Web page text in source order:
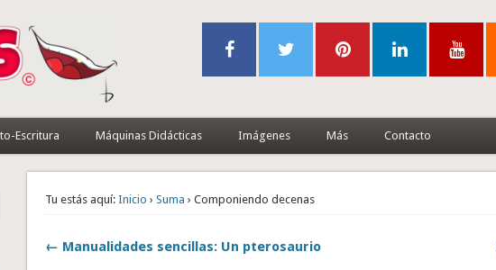
Escritura Máquinas Didácticas Imágenes Más Contacto
Tu estás aquí: Inicio ›Suma › Componiendo decenas
← Manualidades sencillas: Un pterosaurio